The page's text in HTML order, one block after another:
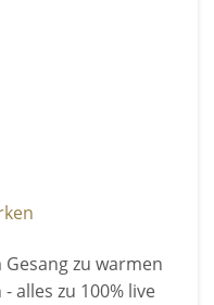
zu warmen
alles zu 100% live